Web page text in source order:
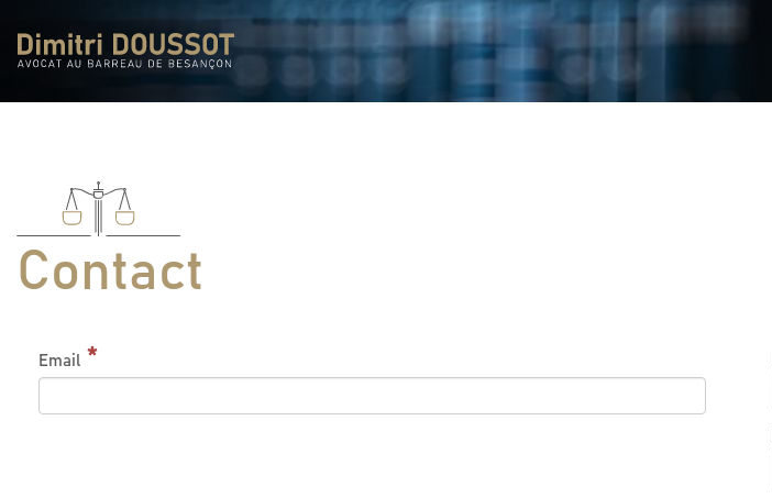
Contact
Email
Panneau de gestion des cookies